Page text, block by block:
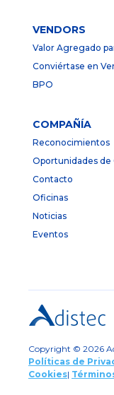
VENDORS
Valor Agregado
Conviértase en
BPO
COMPAÑÍA
Reconocimientos
Oportunidades de
Contacto
Oficinas
Noticias
Eventos
Copyright © 2026
Políticas de
Cookies|